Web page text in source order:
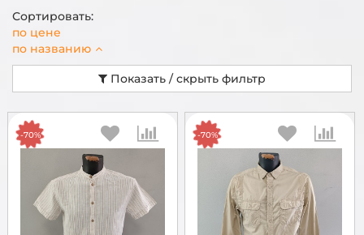
Сортировать:
по цене
по названию
Показать / скрыть фильтр
-70% -70%